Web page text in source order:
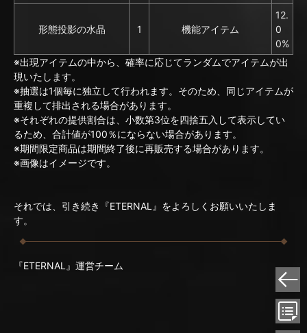
形態投影の水晶 1 機能アイテム
12.
0
0%
※出現アイテムの中から、確率に応じてランダムでアイテムが出
現いたします。
※抽選は1個毎に独立して行われます。そのため、同じアイテムが
重複して排出される場合があります。
※それぞれの提供割合は、小数第3位を四捨五入して表示してい
るため、合計値が100％にならない場合があります。
※期間限定商品は期間終了後に再販売する場合があります。
※画像はイメージです。
それでは、引き続き『ETERNAL』をよろしくお願いいたしま
す。
『ETERNAL』運営チーム